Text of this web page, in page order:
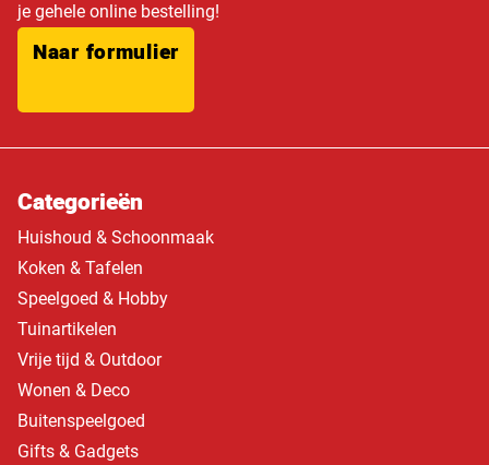
je gehele online bestelling!
Naar formulier
Categorieën
Huishoud & Schoonmaak
Koken & Tafelen
Speelgoed & Hobby
Tuinartikelen
Vrije tijd & Outdoor
Wonen & Deco
Buitenspeelgoed
Gifts & Gadgets